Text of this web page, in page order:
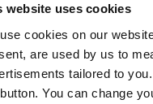
website uses cookies
cookies on our
are used by us to
tailored to
button. You can change
69,90 zł
cena: 41,99 zł
zł